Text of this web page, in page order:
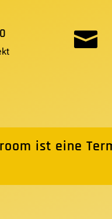

ist eine